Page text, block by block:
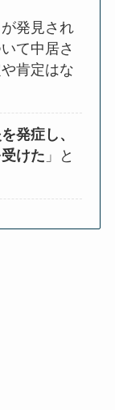
発見され
て中居さ
肯定はな
発症し、
けた 」と